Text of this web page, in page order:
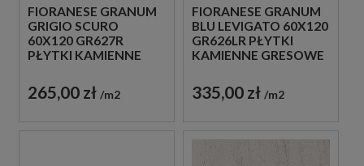
FIORANESE GRANUM
GRIGIO SCURO
60X120 GR627R
PŁYTKI KAMIENNE
265,00 zł m2
FIORANESE GRANUM
BLU LEVIGATO 60X120
GR626LR PŁYTKI
KAMIENNE GRESOWE
335,00 zł m2